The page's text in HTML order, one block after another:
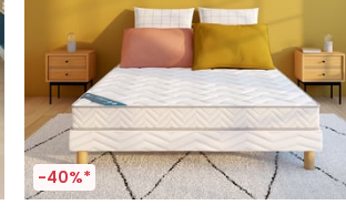
-40%*